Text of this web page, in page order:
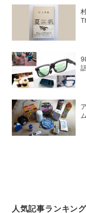
人気記事ランキング